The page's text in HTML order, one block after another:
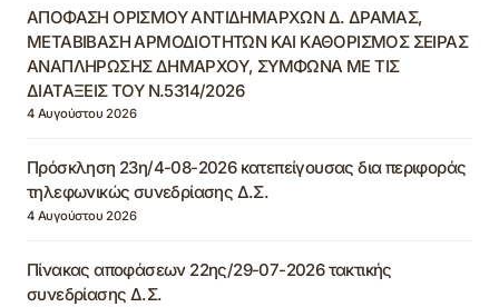
ΑΠΟΦΑΣΗ ΟΡΙΣΜΟΥ ΑΝΤΙΔΗΜΑΡΧΩΝ Δ. ΔΡΑΜΑΣ,
ΜΕΤΑΒΙΒΑΣΗ ΑΡΜΟΔΙΟΤΗΤΩΝ ΚΑΙ ΚΑΘΟΡΙΣΜΟΣ ΣΕΙΡΑΣ
ΑΝΑΠΛΗΡΩΣΗΣ ΔΗΜΑΡΧΟΥ, ΣΥΜΦΩΝΑ ΜΕ ΤΙΣ
ΔΙΑΤΑΞΕΙΣ ΤΟΥ Ν.5314/2026
4 Αυγούστου 2026
Πρόσκληση 23η/4-08-2026 κατεπείγουσας δια περιφοράς
τηλεφωνικώς συνεδρίασης Δ.Σ.
4 Αυγούστου 2026
Πίνακας αποφάσεων 22ης/29-07-2026 τακτικής
συνεδρίασης Δ.Σ.